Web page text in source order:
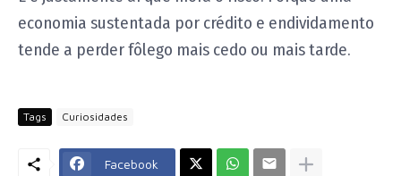
economia sustentada por crédito e endividamento
tende a perder fôlego mais cedo ou mais tarde.
Tags Curiosidades
Facebook